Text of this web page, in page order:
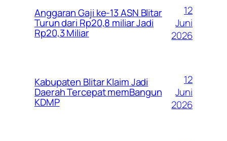
Anggaran Gaji ke-13 ASN Blitar
Turun dari Rp20,8 miliar Jadi
Rp20,3 Miliar
12
Juni
2026
Kabupaten Blitar Klaim Jadi
Daerah Tercepat memBangun
KDMP
12
Juni
2026